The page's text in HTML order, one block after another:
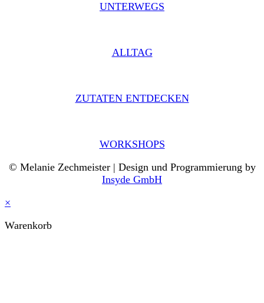
UNTERWEGS
ALLTAG
ZUTATEN ENTDECKEN
WORKSHOPS
© Melanie Zechmeister | Design und Programmierung by
Insyde GmbH
×
Warenkorb